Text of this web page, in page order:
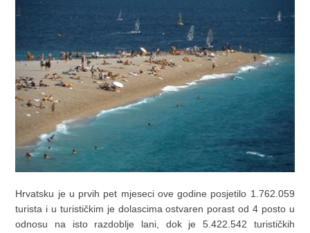
Hrvatsku je u prvih pet mjeseci ove godine posjetilo 1.762.059
turista i u turističkim je dolascima ostvaren porast od 4 posto u
odnosu na isto razdoblje lani, dok je 5.422.542 turističkih